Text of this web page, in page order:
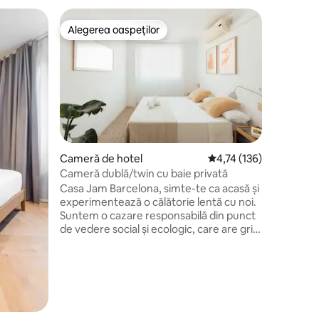
Alegerea oaspeților
Alegerea oaspeților
Cameră de hotel Scor mediu de 4,74
4,74 (136)
Cameră dublă/twin cu baie privată
Casa Jam Barcelona, simte-te ca acasă și
experimentează o călătorie lentă cu noi.
Suntem o cazare responsabilă din punct
de vedere social și ecologic, care are grijă